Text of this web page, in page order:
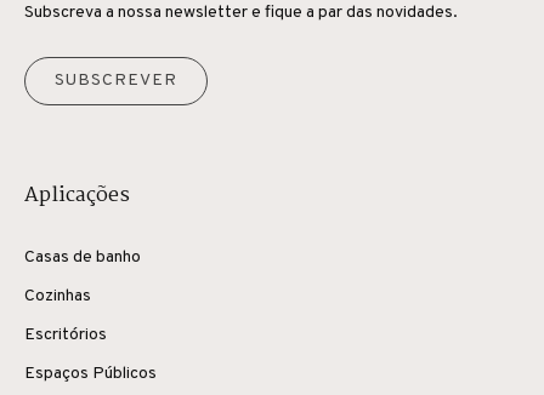
Subscreva a nossa newsletter e fique a par das novidades.
SUBSCREVER
Aplicações
Casas de banho
Cozinhas
Escritórios
Espaços Públicos